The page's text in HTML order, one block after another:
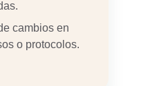
cambios en
o protocolos.